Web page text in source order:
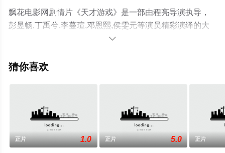
飘花电影网剧情片《天才游戏》是一部由程亮导演执导，
彭昱畅,丁禹兮,李蔓瑄,邓恩熙,侯雯元等演员精彩演绎的大
陆电影，手机免费观看高清未删减完整版电影大全就上飘
网等平台了解。

猜你喜欢
正片 1.0 正片 5.0 正片